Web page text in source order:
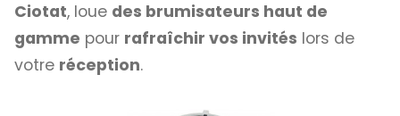
Ciotat, loue des brumisateurs haut de
gamme pour rafraîchir vos invités lors de
votre réception.